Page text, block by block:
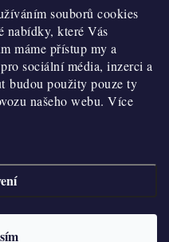
souborů cookies
nabídky, které Vás
máme přístup my a
sociální média, inzerci a
budou použity pouze ty
našeho webu. Více